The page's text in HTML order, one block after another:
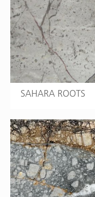
SAHARA ROOTS